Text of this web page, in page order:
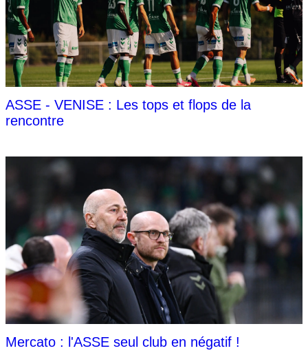
ASSE - VENISE : Les tops et flops de la
rencontre
Mercato : l'ASSE seul club en négatif !